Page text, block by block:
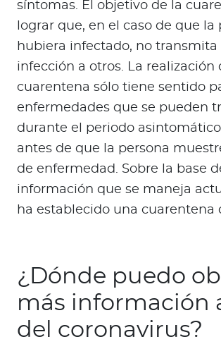
síntomas. El objetivo de la
lograr que, en el caso de que la
hubiera infectado, no transmita
infección a otros. La realización
cuarentena sólo tiene sentido
enfermedades que se pueden
durante el periodo
antes de que la persona
de enfermedad. Sobre la base
información que se maneja
ha establecido una cuarentena
¿Dónde puedo
más información
del coronavirus?